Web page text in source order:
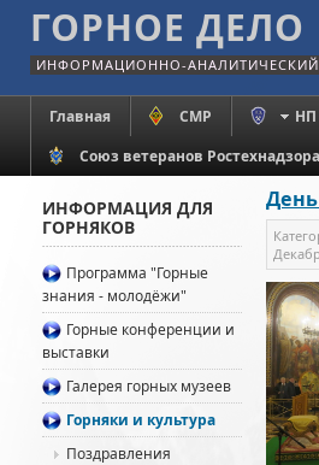
ГОРНОЕ ДЕЛО
ИНФОРМАЦИОННО-
Главная СМР
НП
Союз ветеранов Ростехнадзора
ИНФОРМАЦИЯ ДЛЯ
ГОРНЯКОВ
Программа "Горные
знания - молодёжи"
Горные конференции и
выставки
Галерея горных музеев
Горняки и культура
Поздравления